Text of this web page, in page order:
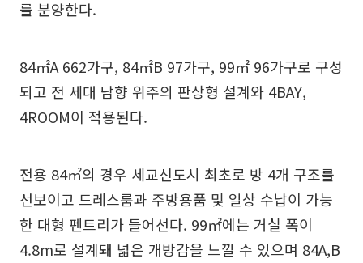
를 분양한다.
84㎡A 662가구, 84㎡B 97가구, 99㎡ 96가구로 구성
되고 전 세대 남향 위주의 판상형 설계와 4BAY,
4ROOM이 적용된다.
전용 84㎡의 경우 세교신도시 최초로 방 4개 구조를
선보이고 드레스룸과 주방용품 및 일상 수납이 가능
한 대형 펜트리가 들어선다. 99㎡에는 거실 폭이
4.8m로 설계돼 넓은 개방감을 느낄 수 있으며 84A,B